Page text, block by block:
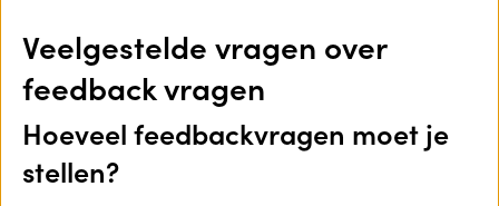
Veelgestelde vragen over
feedback vragen
Hoeveel feedbackvragen moet je
stellen?